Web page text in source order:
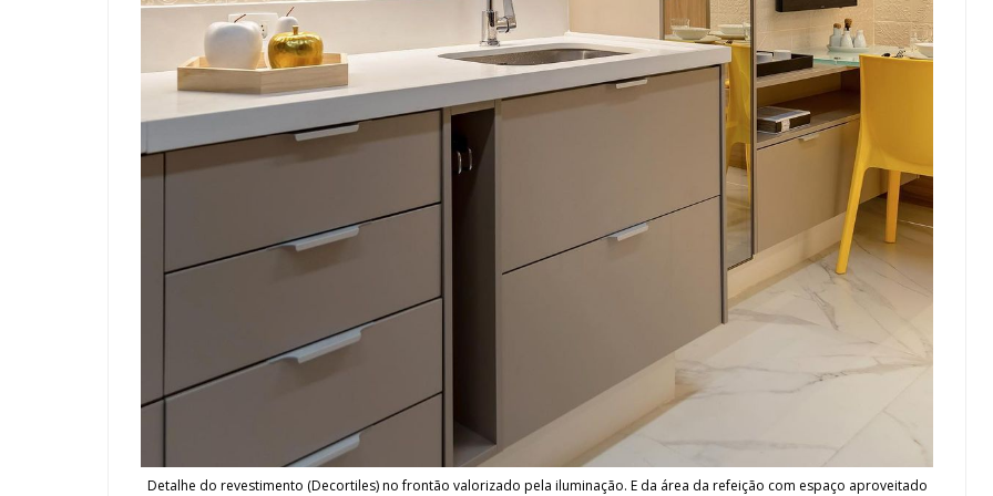
Detalhe do revestimento (Decortiles) no frontão valorizado pela iluminação. E da área da refeição com espaço aproveitado